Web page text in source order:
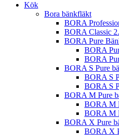
Kök
Bora bänkfläkt
BORA
BORA Classic
BORA Pure
BORA
BORA
BORA S Pure
BORA S
BORA S
BORA M Pure
BORA M
BORA M
BORA X Pure
BORA X